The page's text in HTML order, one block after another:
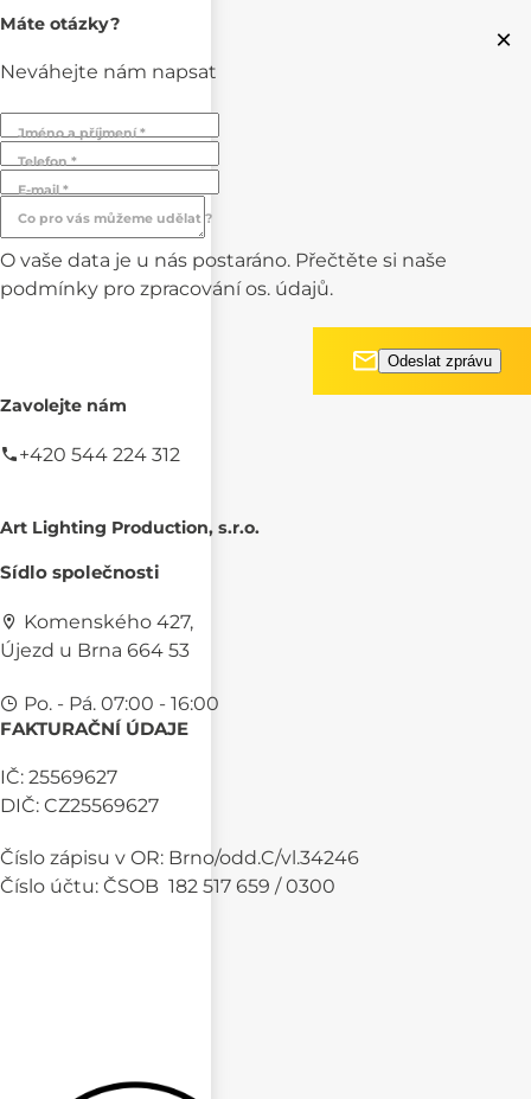
×
Máte otázky?
Neváhejte nám napsat
Jméno a příjmení *
Telefon *
E-mail *
Co pro vás můžeme udělat ?
O vaše data je u nás postaráno. Přečtěte si naše
podmínky pro zpracování os. údajů.
Zavolejte nám
+420 544 224 312
Art Lighting Production, s.r.o.
Sídlo společnosti
Komenského 427,
Újezd u Brna 664 53
Po. - Pá. 07:00 - 16:00
FAKTURAČNÍ ÚDAJE
IČ: 25569627
DIČ: CZ25569627
Číslo zápisu v OR: Brno/odd.C/vl.34246
Číslo účtu: ČSOB 182 517 659 / 0300